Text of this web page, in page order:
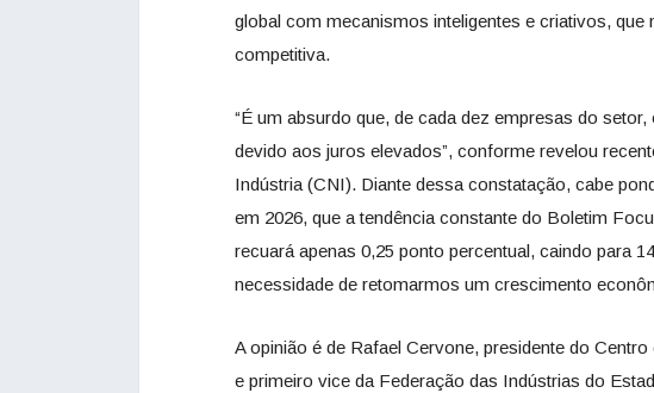
global com mecanismos inteligentes e criativos, que
competitiva.
“É um absurdo que, de cada dez empresas do
devido aos juros elevados”, conforme revelou
Indústria (CNI). Diante dessa constatação, cabe
em 2026, que a tendência constante do Boletim
recuará apenas 0,25 ponto percentual, caindo para
necessidade de retomarmos um crescimento
A opinião é de Rafael Cervone, presidente do
e primeiro vice da Federação das Indústrias do